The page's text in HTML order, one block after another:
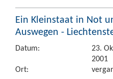
Ein Kleinstaat in Not
Auswegen -
Datum:
23.
2001
Ort: